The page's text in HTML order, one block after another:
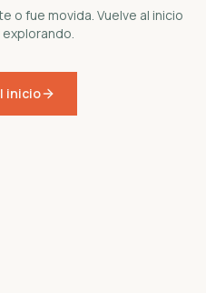
o fue movida. Vuelve al inicio
inicio